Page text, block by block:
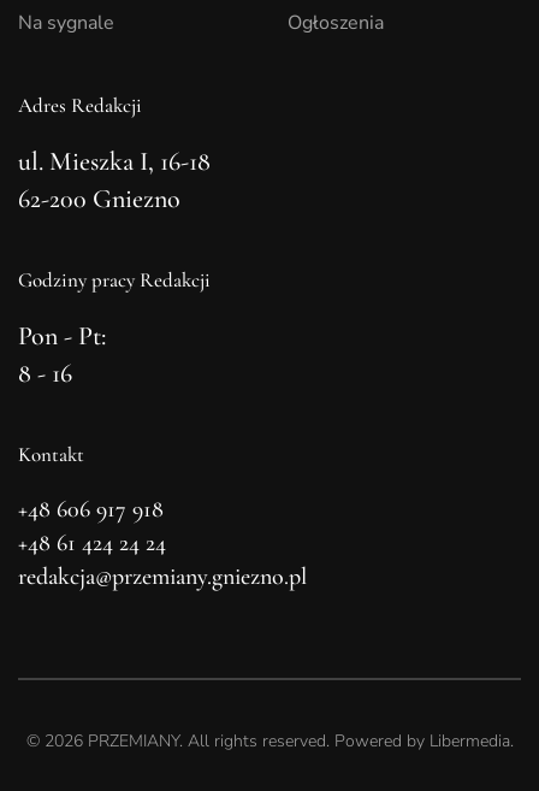
Na sygnale
Ogłoszenia
Adres Redakcji
ul. Mieszka I, 16-18
62-200 Gniezno
Godziny pracy Redakcji
Pon - Pt:
8 - 16
Kontakt
+48 606 917 918
+48 61 424 24 24
redakcja@przemiany.gniezno.pl
© 2026PRZEMIANY. All rights reserved. Powered by Libermedia.